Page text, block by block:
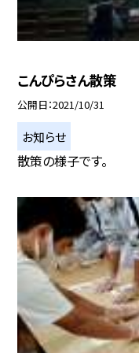
こんぴらさん散策
公開日 2021/10/31
お知らせ
散策の様子です。